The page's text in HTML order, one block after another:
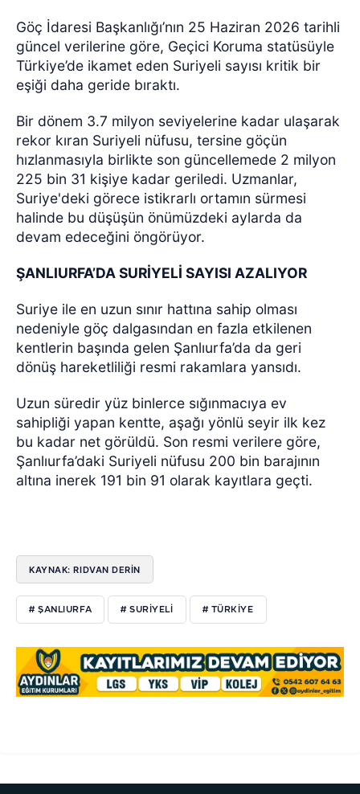
Göç İdaresi Başkanlığı’nın 25 Haziran 2026 tarihli
güncel verilerine göre, Geçici Koruma statüsüyle
Türkiye’de ikamet eden Suriyeli sayısı kritik bir
eşiği daha geride bıraktı.
Bir dönem 3.7 milyon seviyelerine kadar ulaşarak
rekor kıran Suriyeli nüfusu, tersine göçün
hızlanmasıyla birlikte son güncellemede 2 milyon
225 bin 31 kişiye kadar geriledi. Uzmanlar,
Suriye'deki görece istikrarlı ortamın sürmesi
halinde bu düşüşün önümüzdeki aylarda da
devam edeceğini öngörüyor.
ŞANLIURFA’DA SURİYELİ SAYISI AZALIYOR
Suriye ile en uzun sınır hattına sahip olması
nedeniyle göç dalgasından en fazla etkilenen
kentlerin başında gelen Şanlıurfa’da da geri
dönüş hareketliliği resmi rakamlara yansıdı.
Uzun süredir yüz binlerce sığınmacıya ev
sahipliği yapan kentte, aşağı yönlü seyir ilk kez
bu kadar net görüldü. Son resmi verilere göre,
Şanlıurfa’daki Suriyeli nüfusu 200 bin barajının
altına inerek 191 bin 91 olarak kayıtlara geçti.
KAYNAK: RIDVAN DERİN
# ŞANLIURFA # SURIYELI # TÜRKIYE